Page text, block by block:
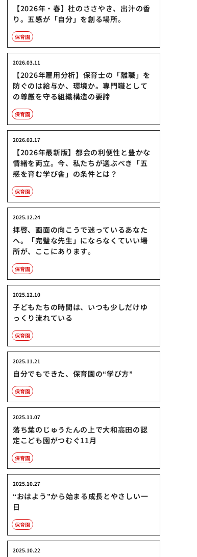
【2026年・春】杜のささやき、出汁の香
り。五感が「自分」を創る場所。
保育園
【2026年雇用分析】保育士の「離職」を
防ぐのは給与か、環境か。専門職として
の尊厳を守る組織構造の要諦
2026.03.11
保育園
【2026年最新版】都会の利便性と豊かな
情緒を両立。今、私たちが選ぶべき「五
感を育む学び舎」の条件とは？
2026.02.17
保育園
拝啓、画面の向こうで迷っているあなた
へ。「完璧な先生」にならなくていい場
所が、ここにあります。
2025.12.24
保育園
子どもたちの時間は、いつも少しだけゆ
っくり流れている
2025.12.10
保育園
自分でもできた、保育園の“学び方”
2025.11.21
保育園
落ち葉のじゅうたんの上で大和高田の認
定こども園がつむぐ11月
2025.11.07
保育園
“おはよう”から始まる成長とやさしい一
日
2025.10.27
保育園
2025.10.22